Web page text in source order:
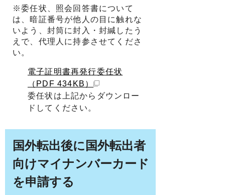
※委任状、照会回答書について
は、暗証番号が他人の目に触れな
いよう、封筒に封入・封緘したう
えで、代理人に持参させてくださ
い。
電子証明書再発行委任状
（PDF 434KB）
委任状は上記からダウンロー
ドしてください。
国外転出後に国外転出者
向けマイナンバーカード
を申請する